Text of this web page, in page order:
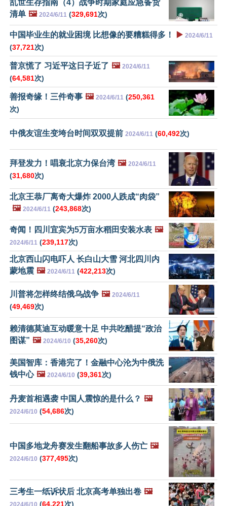
乱世生存指南（4）战争时期家庭应急备货
清单 🖼️ 2024/6/11 (329,691次)
中国毕业生的就业困境 比想像的要糟糕得多！ ▶️ 2024/6/11
(37,721次)
普京慌了 习近平这日子近了 🖼️ 2024/6/11
(64,581次)
善报奇缘！三件奇事 🖼️ 2024/6/11 (250,361
次)
中俄友谊生变垮台时间双双提前 2024/6/11 (60,492次)
拜登发力！唱衰北京力保台湾 🖼️ 2024/6/11
(31,680次)
北京王恭厂离奇大爆炸 2000人跌成“肉袋”
🖼️ 2024/6/11 (243,868次)
奇闻！四川宜宾为5万亩水稻田安装水表 🖼️
2024/6/11 (239,117次)
北京西山闪电吓人 长白山大雪 河北四川内
蒙地震 🖼️ 2024/6/11 (422,213次)
川普将怎样终结俄乌战争 🖼️ 2024/6/11
(49,469次)
赖清德莫迪互动暖意十足 中共吃醋提“政治
图谋” 🖼️ 2024/6/10 (35,260次)
美国智库：香港完了！金融中心沦为中俄洗
钱中心 🖼️ 2024/6/10 (39,361次)
丹麦首相遇袭 中国人震惊的是什么？ 🖼️
2024/6/10 (54,686次)
中国多地龙舟赛发生翻船事故多人伤亡 🖼️
2024/6/10 (377,495次)
三考生一纸诉状后 北京高考单独出卷 🖼️
(64,221次)